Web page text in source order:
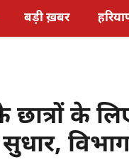
बड़ी ख़बर
छात्रों के